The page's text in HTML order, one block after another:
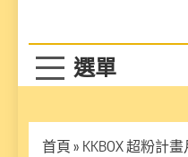
首頁 » KKBOX 超粉計